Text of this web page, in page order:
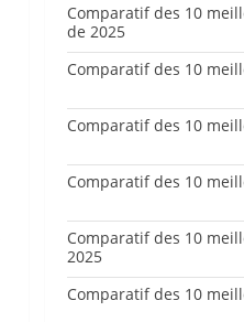
Comparatif des 10
de 2025
Comparatif des 10
Comparatif des 10
Comparatif des 10
Comparatif des 10
2025
Comparatif des 10